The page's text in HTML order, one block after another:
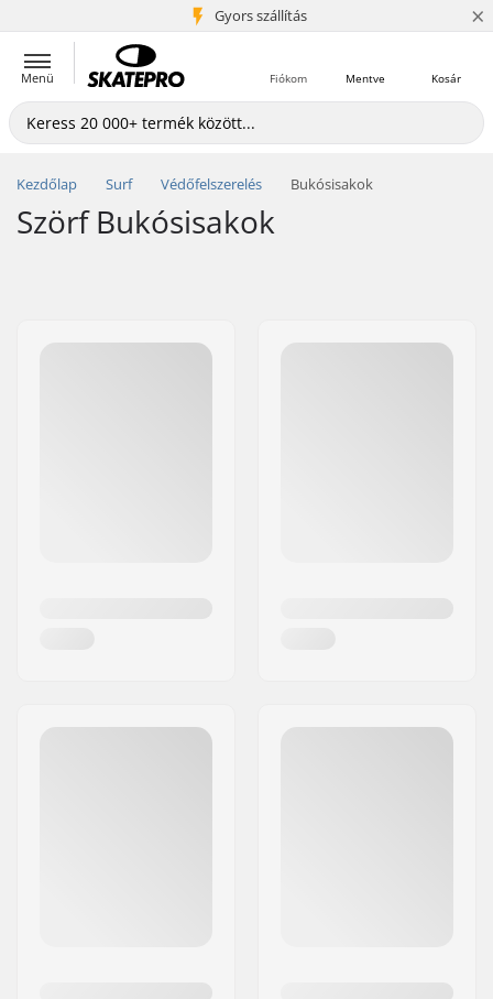
Gyors szállítás
5+ millió ügyfél ×
Menü Kosár
Mentve
Fiókom
Kezdőlap Surf Védőfelszerelés Bukósisakok
Szörf Bukósisakok